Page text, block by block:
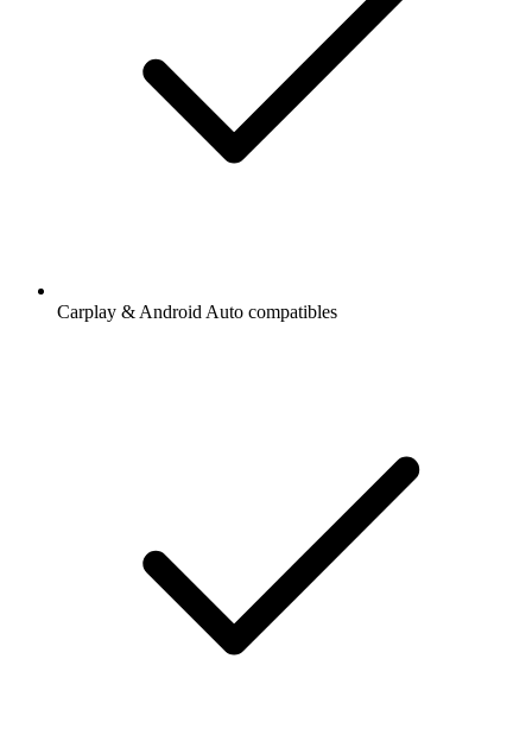
Carplay & Android Auto compatibles